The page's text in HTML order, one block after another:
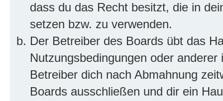
dass du das Recht besitzt, die in
setzen bzw. zu verwenden.
Der Betreiber des Boards übt das
Nutzungsbedingungen oder
Betreiber dich nach Abmahnung
Boards ausschließen und dir ein